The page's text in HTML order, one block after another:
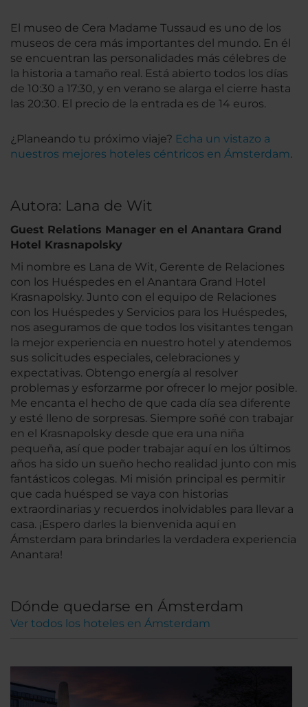
El museo de Cera Madame Tussaud es uno de los
museos de cera más importantes del mundo. En él
se encuentran las personalidades más célebres de
la historia a tamaño real. Está abierto todos los días
de 10:30 a 17:30, y en verano se alarga el cierre hasta
las 20:30. El precio de la entrada es de 14 euros.
¿Planeando tu próximo viaje? Echa un vistazo a
nuestros mejores hoteles céntricos en Ámsterdam.
Autora: Lana de Wit
Guest Relations Manager en el Anantara Grand
Hotel Krasnapolsky
Mi nombre es Lana de Wit, Gerente de Relaciones
con los Huéspedes en el Anantara Grand Hotel
Krasnapolsky. Junto con el equipo de Relaciones
con los Huéspedes y Servicios para los Huéspedes,
nos aseguramos de que todos los visitantes tengan
la mejor experiencia en nuestro hotel y atendemos
sus solicitudes especiales, celebraciones y
expectativas. Obtengo energía al resolver
problemas y esforzarme por ofrecer lo mejor posible.
Me encanta el hecho de que cada día sea diferente
y esté lleno de sorpresas. Siempre soñé con trabajar
en el Krasnapolsky desde que era una niña
pequeña, así que poder trabajar aquí en los últimos
años ha sido un sueño hecho realidad junto con mis
fantásticos colegas. Mi misión principal es permitir
que cada huésped se vaya con historias
extraordinarias y recuerdos inolvidables para llevar a
casa. ¡Espero darles la bienvenida aquí en
Ámsterdam para brindarles la verdadera experiencia
Anantara!
Dónde quedarse en Ámsterdam
Ver todos los hoteles en Ámsterdam